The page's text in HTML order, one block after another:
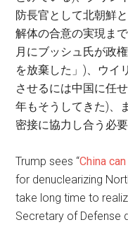
防長官として北朝鮮
解体の合意の実現まで
月にブッシュ氏が政
を放棄した」)、ウイ
させるには中国に任
年もそうしてきた)、
密接に協力し合う必
Trump sees “China
for denuclearizing
take long time to
Secretary of Defense